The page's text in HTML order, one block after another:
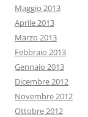
Maggio 2013
Aprile 2013
Marzo 2013
Febbraio 2013
Gennaio 2013
Dicembre 2012
Novembre 2012
Ottobre 2012